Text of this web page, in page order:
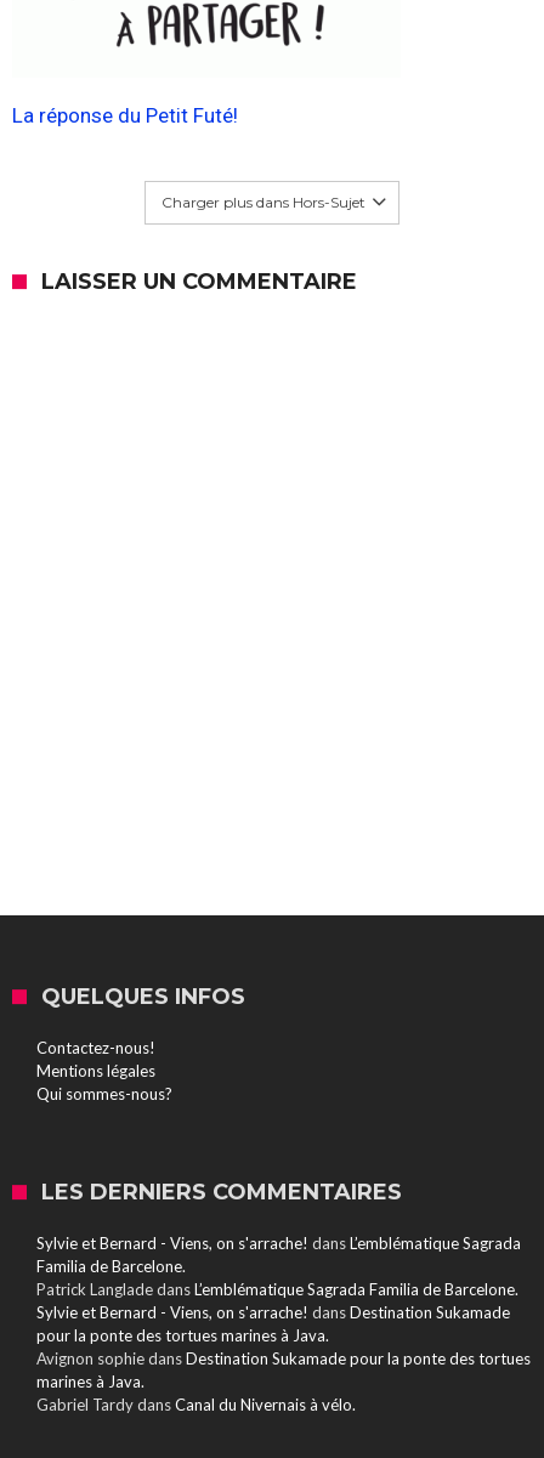
La réponse du Petit Futé!
Charger plus dans Hors-Sujet
LAISSER UN COMMENTAIRE
QUELQUES INFOS
Contactez-nous!
Mentions légales
Qui sommes-nous?
LES DERNIERS COMMENTAIRES
Sylvie et Bernard - Viens, on s'arrache! dansL’emblématique Sagrada
Familia de Barcelone.
Patrick LangladedansL’emblématique Sagrada Familia de Barcelone.
Sylvie et Bernard - Viens, on s'arrache! dansDestination Sukamade
pour la ponte des tortues marines à Java.
Avignon sophiedansDestination Sukamade pour la ponte des tortues
marines à Java.
Gabriel TardydansCanal du Nivernais à vélo.